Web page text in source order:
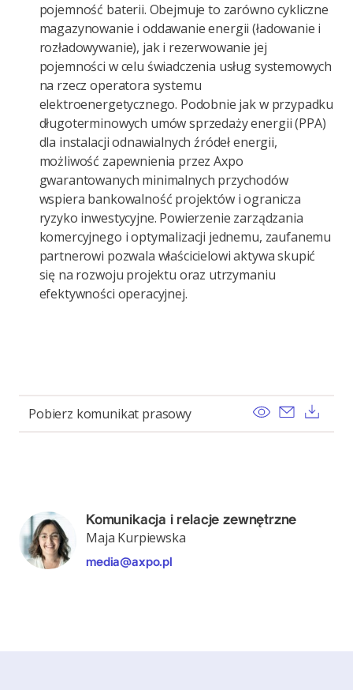
pojemność baterii. Obejmuje to zarówno cykliczne
magazynowanie i oddawanie energii (ładowanie i
rozładowywanie), jak i rezerwowanie jej
pojemności w celu świadczenia usług systemowych
na rzecz operatora systemu
elektroenergetycznego. Podobnie jak w przypadku
długoterminowych umów sprzedaży energii (PPA)
dla instalacji odnawialnych źródeł energii,
możliwość zapewnienia przez Axpo
gwarantowanych minimalnych przychodów
wspiera bankowalność projektów i ogranicza
ryzyko inwestycyjne. Powierzenie zarządzania
komercyjnego i optymalizacji jednemu, zaufanemu
partnerowi pozwala właścicielowi aktywa skupić
się na rozwoju projektu oraz utrzymaniu
efektywności operacyjnej.
Pobierz komunikat prasowy View Send
Komunikacja i relacje zewnętrzne
Maja Kurpiewska
media@axpo.pl